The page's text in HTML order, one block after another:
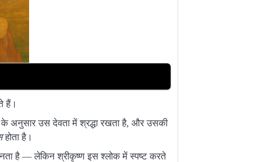
हैं।
के अनुसार उस देवता में श्रद्धा रखता है, और उसकी
होता है।
है — लेकिन श्रीकृष्ण इस श्लोक में स्पष्ट करते